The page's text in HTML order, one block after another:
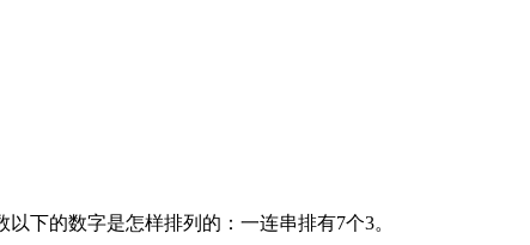
下的数字是怎样排列的：一连串排有7个3。